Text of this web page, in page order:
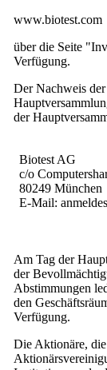
www.biotest.com
über die Seite
Verfügung.
Der Nachweis
der
Biotest AG
c/o
80249 München
E-Mail:
Am Tag der
der
Abstimmungen
den
Verfügung.
Die Aktionäre, die